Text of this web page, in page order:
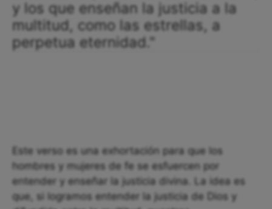
y los que enseñan la justicia a la
multitud, como las estrellas, a
perpetua eternidad."
Este verso es una exhortación para que los
hombres y mujeres de fe se esfuercen por
entender y enseñar la justicia divina. La idea es
que, si logramos entender la justicia de Dios y